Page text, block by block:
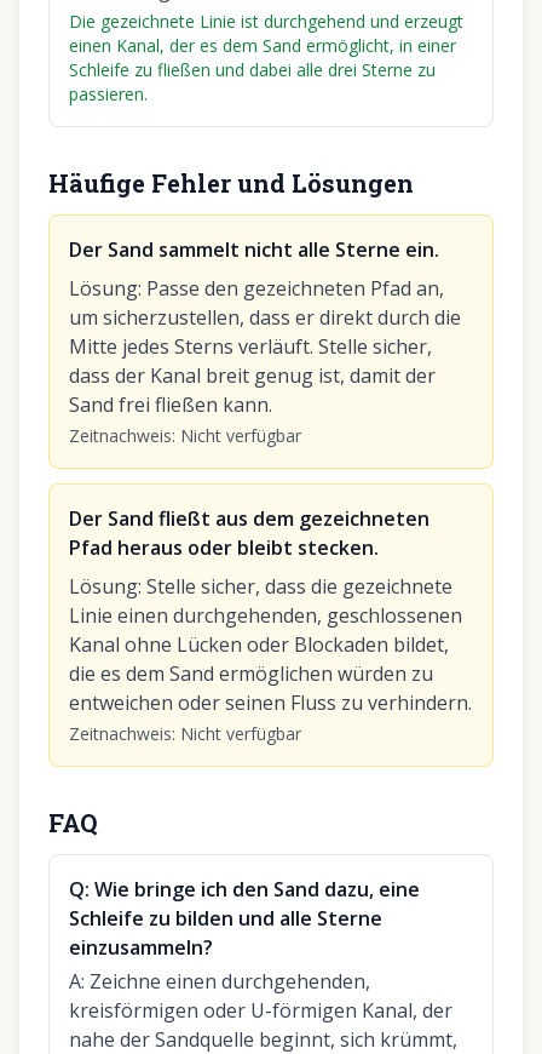
Die gezeichnete Linie ist durchgehend und erzeugt
einen Kanal, der es dem Sand ermöglicht, in einer
Schleife zu fließen und dabei alle drei Sterne zu
passieren.
Häufige Fehler und Lösungen
Der Sand sammelt nicht alle Sterne ein.
Lösung: Passe den gezeichneten Pfad an,
um sicherzustellen, dass er direkt durch die
Mitte jedes Sterns verläuft. Stelle sicher,
dass der Kanal breit genug ist, damit der
Sand frei fließen kann.
Zeitnachweis: Nicht verfügbar
Der Sand fließt aus dem gezeichneten
Pfad heraus oder bleibt stecken.
Lösung: Stelle sicher, dass die gezeichnete
Linie einen durchgehenden, geschlossenen
Kanal ohne Lücken oder Blockaden bildet,
die es dem Sand ermöglichen würden zu
entweichen oder seinen Fluss zu verhindern.
Zeitnachweis: Nicht verfügbar
FAQ
Q: Wie bringe ich den Sand dazu, eine
Schleife zu bilden und alle Sterne
einzusammeln?
A: Zeichne einen durchgehenden,
kreisförmigen oder U-förmigen Kanal, der
nahe der Sandquelle beginnt, sich krümmt,